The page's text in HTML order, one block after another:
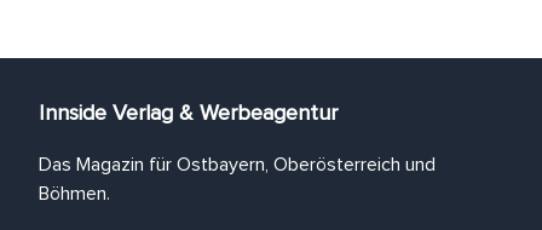
Innside Verlag & Werbeagentur
Das Magazin für Ostbayern, Oberösterreich und
Böhmen.